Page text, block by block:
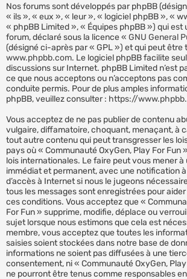
Nos forums sont développés par phpBB
« ils », « eux », « leur », « logiciel phpBB », «
« phpBB Limited », « Équipes phpBB ») qui est
forum, déclaré sous la licence « GNU General
(désigné ci-après par « GPL ») et qui peut être
www.phpbb.com. Le logiciel phpBB facilite
discussions sur Internet. phpBB Limited n’est
ce que nous acceptons ou n’acceptons pas
conduite permis. Pour de plus amples
phpBB, veuillez consulter : https://
Vous acceptez de ne pas publier de contenu
vulgaire, diffamatoire, choquant, menaçant, à
tout autre contenu qui peut transgresser les
pays où « Communauté OxyGen, Play For Fun
lois internationales. Le faire peut vous mener
immédiat et permanent, avec une notification
d’accès à Internet si nous le jugeons
tous les messages sont enregistrées pour
ces conditions. Vous acceptez que «
For Fun » supprime, modifie, déplace ou
sujet lorsque nous estimons que cela est
membre, vous acceptez que toutes les
saisies soient stockées dans notre base de
informations ne soient pas diffusées à une
consentement, ni « Communauté OxyGen,
ne pourront être tenus comme responsables